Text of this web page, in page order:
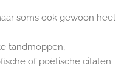
soms ook gewoon heel
tandmoppen,
of poëtische citaten